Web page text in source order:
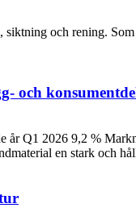
och rening.
och
år Q1 2026 9,2 %
en stark och